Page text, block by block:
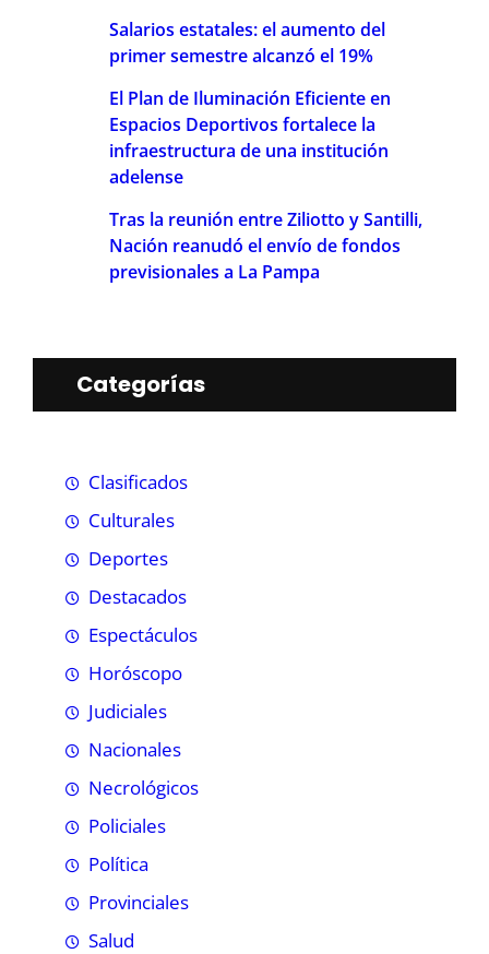
Salarios estatales: el aumento del
primer semestre alcanzó el 19%
El Plan de Iluminación Eficiente en
Espacios Deportivos fortalece la
infraestructura de una institución
adelense
Tras la reunión entre Ziliotto y Santilli,
Nación reanudó el envío de fondos
previsionales a La Pampa
Categorías
Clasificados
Culturales
Deportes
Destacados
Espectáculos
Horóscopo
Judiciales
Nacionales
Necrológicos
Policiales
Política
Provinciales
Salud